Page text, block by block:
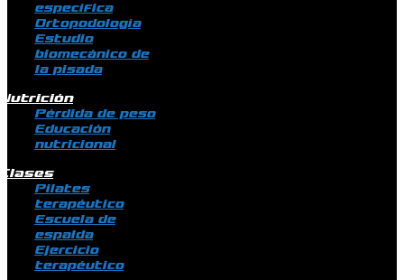
específica
Ortopodología
Estudio
biomecánico de
la pisada
Pérdida de peso
Educación
nutricional
Pilates
terapéutico
Escuela de
espalda
Ejercicio
terapéutico